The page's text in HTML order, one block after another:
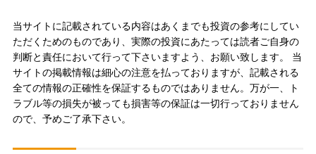
当サイトに記載されている内容はあくまでも投資の参考にしてい
ただくためのものであり、実際の投資にあたっては読者ご自身の
判断と責任において行って下さいますよう、お願い致します。 当
サイトの掲載情報は細心の注意を払っておりますが、記載される
全ての情報の正確性を保証するものではありません。万が一、ト
ラブル等の損失が被っても損害等の保証は一切行っておりません
ので、予めご了承下さい。